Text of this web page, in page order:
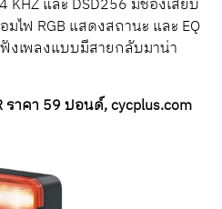
ไฟ RGB แสดงสถานะ และ EQ
งเพลงแบบมีสายกลับมาน่า
ราคา 59 ปอนด์, cycplus.com